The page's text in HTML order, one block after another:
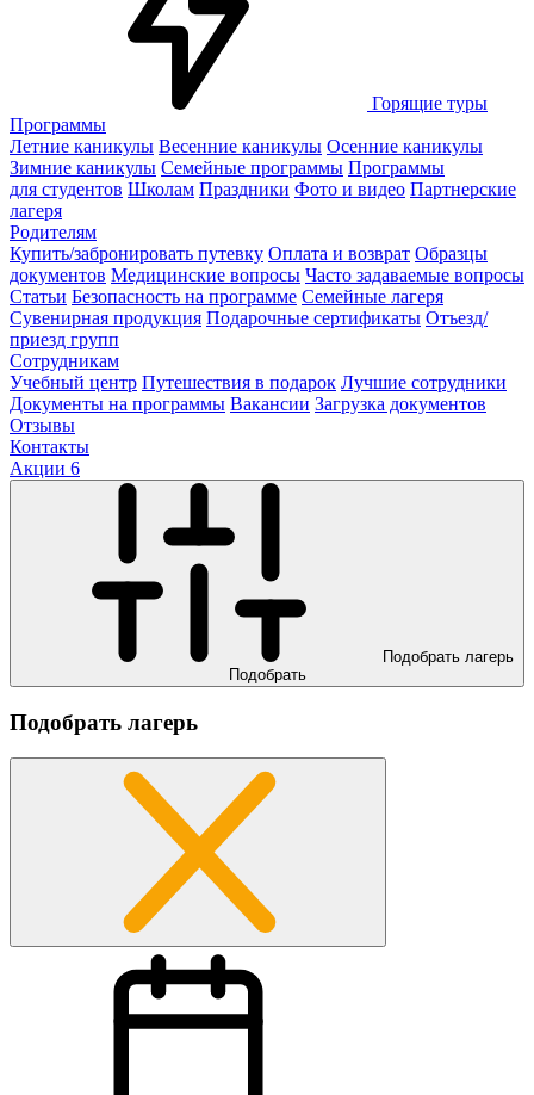
Горящие туры
Программы
Летние каникулы Весенние каникулы Осенние каникулы
Зимние каникулы Семейные программы Программы
для студентов Школам Праздники Фото и видео Партнерские
лагеря
Родителям
Купить/забронировать путевку Оплата и возврат Образцы
документов Медицинские вопросы Часто задаваемые вопросы
Статьи Безопасность на программе Семейные лагеря
Сувенирная продукция Подарочные сертификаты Отъезд/
приезд групп
Сотрудникам
Учебный центр Путешествия в подарок Лучшие сотрудники
Документы на программы Вакансии Загрузка документов
Отзывы
Контакты
Акции 6
Подобрать лагерь
Подобрать
Подобрать лагерь